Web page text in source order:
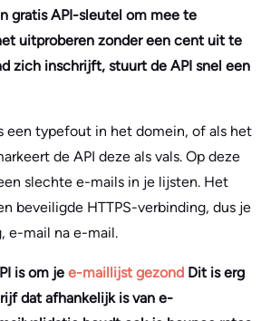
gratis API-sleutel om mee te
uitproberen zonder een cent uit te
zich inschrijft, stuurt de API snel een
een typefout in het domein, of als het
de API deze als vals. Op deze
slechte e-mails in je lijsten. Het
beveiligde HTTPS-verbinding, dus je
e-mail na e-mail.
is om je e-maillijst gezond Dit is erg
dat afhankelijk is van e-